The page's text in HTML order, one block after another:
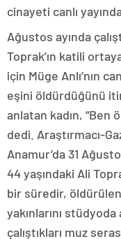
cinayeti canlı
Ağustos ayında
Toprak’ın katili
için Müge Anlı’nın
eşini öldürdüğünü
anlatan kadın,
dedi. Araştırmacı-
Anamur’da 31
44 yaşındaki Ali
bir süredir, öldürülen
yakınlarını
çalıştıkları muz